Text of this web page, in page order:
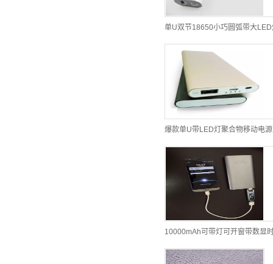
爆款单U带LED灯聚合物移动电